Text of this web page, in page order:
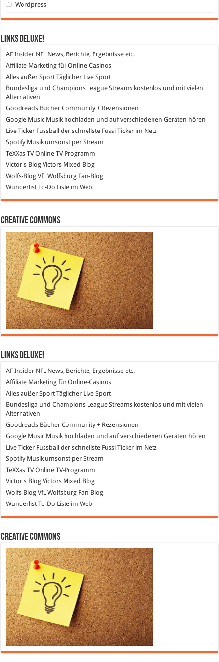
Wordpress
Links DeLuXe!
AF Insider NFL News, Berichte, Ergebnisse etc.
Affiliate Marketing für Online-Casinos
Alles außer Sport Täglicher Live Sport
Bundesliga und Champions League Streams kostenlos und mit vielen
Alternativen
Goodreads Bücher Community + Rezensionen
Google Music Musik hochladen und auf verschiedenen Geräten hören
Live Ticker Fussball der schnellste Fussi Ticker im Netz
SpotifyMusik umsonst per Stream
TeXXas TVOnline TV-Programm
Victor's Blog Victors Mixed Blog
Wolfs-Blog VfL Wolfsburg Fan-Blog
Wunderlist To-Do Liste im Web
Creative Commons
Links DeLuXe!
AF Insider NFL News, Berichte, Ergebnisse etc.
Affiliate Marketing für Online-Casinos
Alles außer SportTäglicher Live Sport
Bundesliga und Champions League Streams kostenlos und mit vielen
Alternativen
Goodreads Bücher Community + Rezensionen
Google Music Musik hochladen und auf verschiedenen Geräten hören
Live Ticker Fussball
der schnellste Fussi Ticker im Netz
SpotifyMusik umsonst per Stream
TeXXas TVOnline TV-Programm
Victor's Blog Victors Mixed Blog
Wolfs-Blog VfL Wolfsburg Fan-Blog
WunderlistTo-Do Liste im Web
Creative Commons